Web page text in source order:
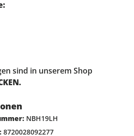
sind in unserem Shop
NBH19LH
8720028092277